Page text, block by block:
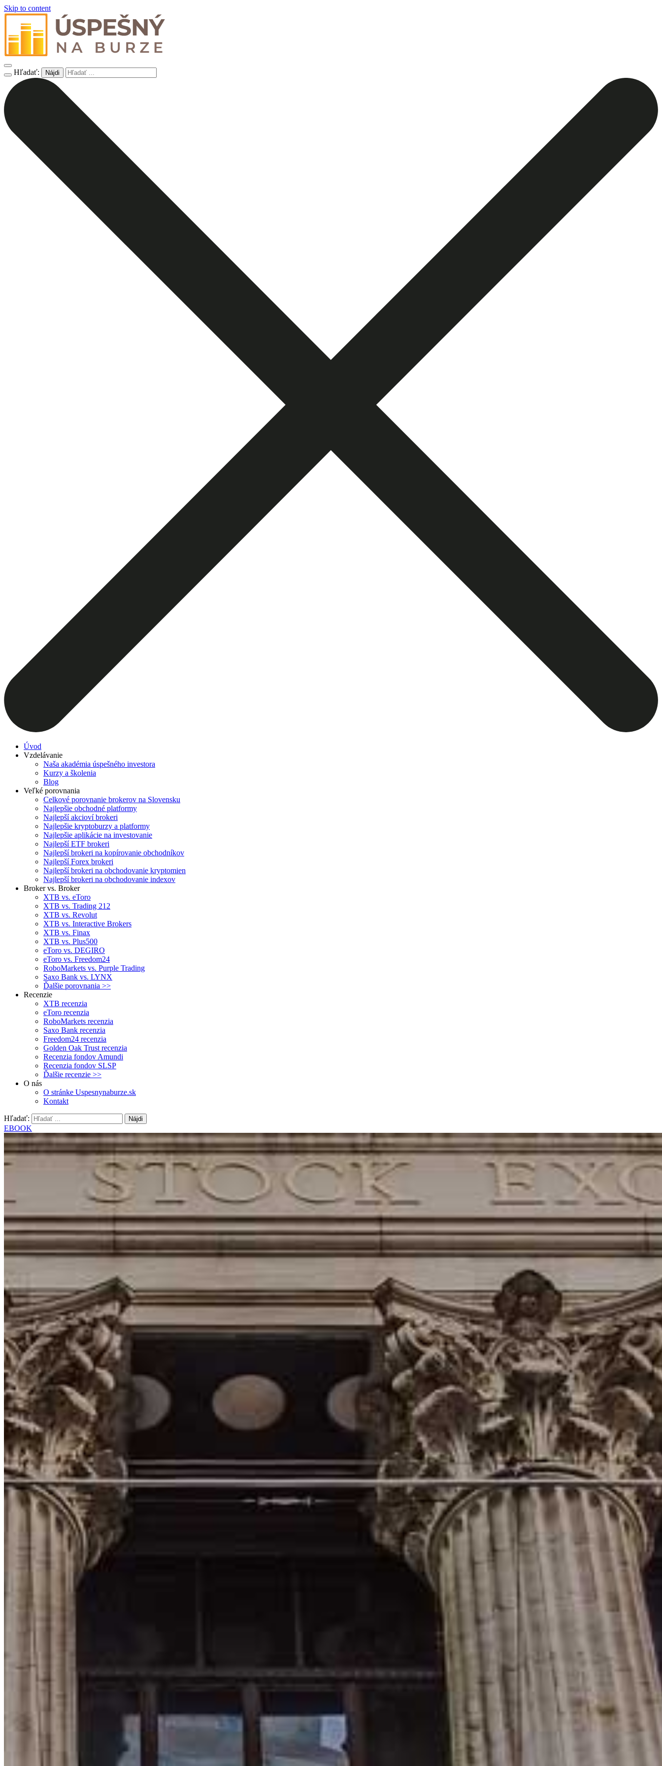
Skip to content
Hľadať:
Úvod
Vzdelávanie
Naša akadémia úspešného investora
Kurzy a školenia
Blog
Veľké porovnania
Celkové porovnanie brokerov na Slovensku
Najlepšie obchodné platformy
Najlepší akcioví brokeri
Najlepšie kryptoburzy a platformy
Najlepšie aplikácie na investovanie
Najlepší ETF brokeri
Najlepší brokeri na kopírovanie obchodníkov
Najlepší Forex brokeri
Najlepší brokeri na obchodovanie kryptomien
Najlepší brokeri na obchodovanie indexov
Broker vs. Broker
XTB vs. eToro
XTB vs. Trading 212
XTB vs. Revolut
XTB vs. Interactive Brokers
XTB vs. Finax
XTB vs. Plus500
eToro vs. DEGIRO
eToro vs. Freedom24
RoboMarkets vs. Purple Trading
Saxo Bank vs. LYNX
Ďalšie porovnania >>
Recenzie
XTB recenzia
eToro recenzia
RoboMarkets recenzia
Saxo Bank recenzia
Freedom24 recenzia
Golden Oak Trust recenzia
Recenzia fondov Amundi
Recenzia fondov SLSP
Ďalšie recenzie >>
O nás
O stránke Uspesnynaburze.sk
Kontakt
Hľadať:
EBOOK
Slovník tradera a investora
Svet tradingu a investovania na burze je plný odborných pojmov, skratiek a špecifických výrazov. Pre úspešné rozhodovanie na finančných trhoch je nevyhnutné rozumieť ich významu a správne ich
interpretovať. Preto sme pre vás vytvorili prehľadný slovník tradera a investora, ktorý vám pomôže zorientovať sa v terminológii finančných trhov.
V našom slovníku nájdete všetky dôležité pojmy a výrazy, s ktorými sa pri tradingu a investovaní stretnete. Jednotlivé definície sú spracované stručne, vecne a zrozumiteľne, aby ste si mohli rýchlo osvojiť
základné aj pokročilejšie koncepty. Pre lepšie porozumenie dopĺňame vybrané pojmy aj o praktické príklady z reálneho prostredia trhu.
Mocný nástroj k úspechu
2. Čo je Margin?
Bez nej by boli začiatky ťažšie
3. Čo je Stop Loss?
Prečo by ste ho mali začať používať
4. Čo je Pip, Bod a Tick?
Jednotky, ktoré merajú vzdialenosť ceny
5. Čo je Lot, Mini a Mikro Lot?
Na veľkosti záleží
Dôležitý aspekt úspešného tradingu
Odporučte ho aj svojim priateľom. Pomôžete tak rozšíriť kvalitné informácie o obchodovaní na finančných trhoch. Nenechajte si újsť ďalšie novinky zo
Získajte ZDARMA náš ebook s unikátnou obchodnou stratégiou
Chcem ebook zdarma
Hlavné menu